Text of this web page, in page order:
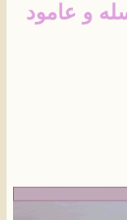
و2 سلسله و عامود